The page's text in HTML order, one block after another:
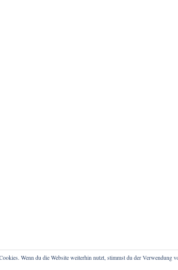
Wenn du die Website weiterhin nutzt, stimmst du der Verwendung